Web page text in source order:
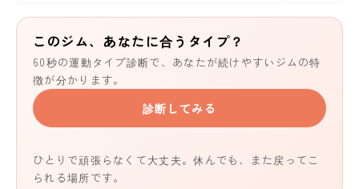
このジム、あなたに合うタイプ？
60秒の運動タイプ診断で、あなたが続けやすいジムの特
徴が分かります。
診断してみる
ひとりで頑張らなくて大丈夫。休んでも、また戻ってこ
られる場所です。